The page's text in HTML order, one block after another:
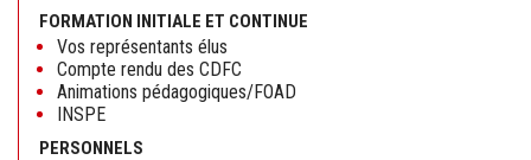
FORMATION INITIALE ET CONTINUE
Vos représentants élus
Compte rendu des CDFC
Animations pédagogiques/FOAD
INSPE
PERSONNELS